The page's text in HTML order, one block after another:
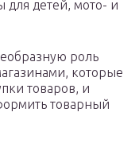
для детей, мото- и
роль
которые
товаров, и
товарный